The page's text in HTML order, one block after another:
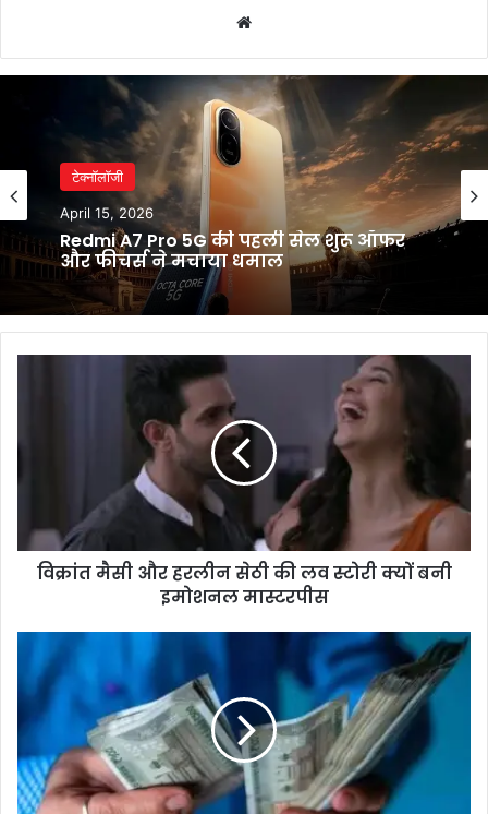
टेक्नॉलॉजी
April 15, 2026
और फीचर्स ने मचाया धमाल
टेक्नॉलॉजी
April 14, 2026
इंसानी शरीर की गर्मी से बिजली बनाने वाला
नया लचीला जेल विकसित हुआ
क्यों
विक्रांत मैसी और हरलीन सेठी की लव स्टोरी क्यों बनी
इमोशनल मास्टरपीस
पोस्ट
ऑफिस
₹3600
निवेश
पर
कितना